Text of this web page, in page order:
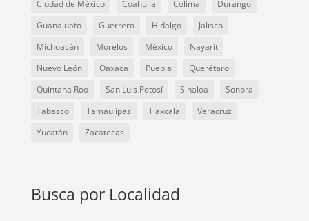
Ciudad de México
Coahuila Colima
Durango
Guanajuato
Guerrero Hidalgo
Jalisco
Michoacán
Morelos México
Nayarit
Nuevo León
Oaxaca Puebla
Querétaro
Quintana Roo
San Luis Potosí Sinaloa
Sonora
Tabasco
Tamaulipas Tlaxcala
Veracruz
Yucatán
Zacatecas
Busca por Localidad